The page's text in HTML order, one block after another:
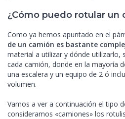
¿Cómo puedo rotular un
Como ya hemos apuntado en el
de un camión es bastante
material a utilizar y dónde utilizarlo,
cada camión, donde en la mayoría
una escalera y un equipo de 2 ó
volumen.
Vamos a ver a continuación el tipo
consideramos «camiones» los